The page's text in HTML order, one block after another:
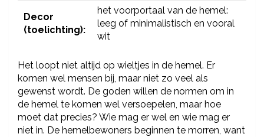
Decor
(toelichting):
het voorportaal van de hemel:
leeg of minimalistisch en vooral
wit
Het loopt niet altijd op wieltjes in de hemel. Er
komen wel mensen bij, maar niet zo veel als
gewenst wordt. De goden willen de normen om in
de hemel te komen wel versoepelen, maar hoe
moet dat precies? Wie mag er wel en wie mag er
niet in. De hemelbewoners beginnen te morren, want